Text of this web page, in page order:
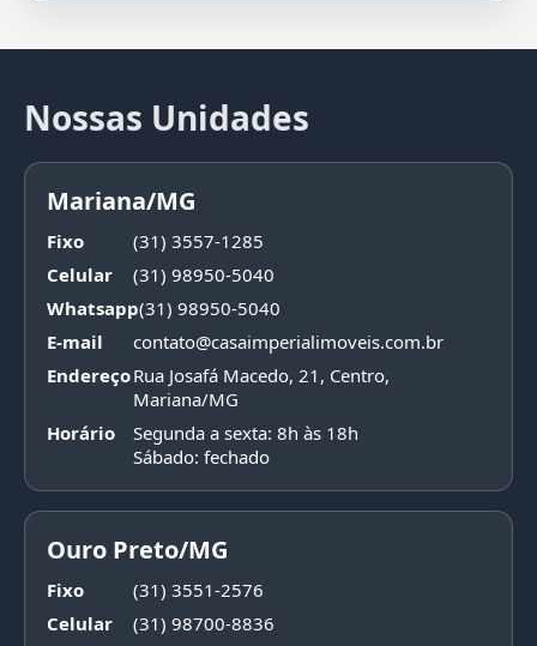
Nossas Unidades
Mariana/MG
Fixo
(31) 3557-1285
Celular
(31) 98950-5040
Whatsapp(31) 98950-5040
E-mail
contato@casaimperialimoveis.com.br
EndereçoRua Josafá Macedo, 21, Centro,
Mariana/MG
Horário
Segunda a sexta: 8h às 18h
Sábado: fechado
Ouro Preto/MG
Fixo
(31) 3551-2576
Celular
(31) 98700-8836